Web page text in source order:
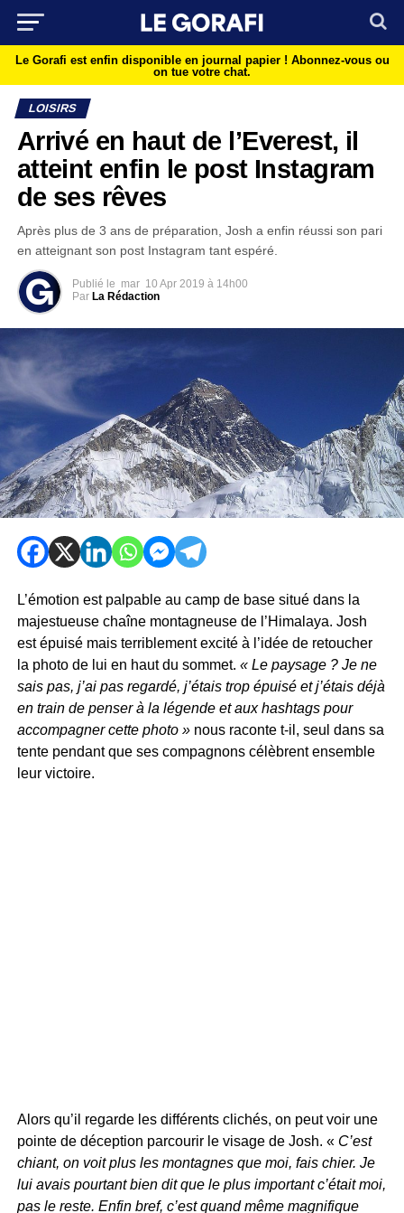
Le Gorafi est enfin disponible en journal papier ! Abonnez-vous ou
on tue votre chat.
LOISIRS
Arrivé en haut de l’Everest, il
atteint enfin le post Instagram
de ses rêves
Après plus de 3 ans de préparation, Josh a enfin réussi son pari
en atteignant son post Instagram tant espéré.
Publié le mar 10 Apr 2019 à 14h00
Par La Rédaction
L’émotion est palpable au camp de base situé dans la
majestueuse chaîne montagneuse de l’Himalaya. Josh
est épuisé mais terriblement excité à l’idée de retoucher
la photo de lui en haut du sommet. « Le paysage ? Je ne
sais pas, j’ai pas regardé, j’étais trop épuisé et j’étais déjà
en train de penser à la légende et aux hashtags pour
accompagner cette photo »nous raconte t-il, seul dans sa
tente pendant que ses compagnons célèbrent ensemble
leur victoire.
Alors qu’il regarde les différents clichés, on peut voir une
pointe de déception parcourir le visage de Josh. «C’est
chiant, on voit plus les montagnes que moi, fais chier. Je
lui avais pourtant bien dit que le plus important c’était moi,
pas le reste. Enfin bref, c’est quand même magnifique